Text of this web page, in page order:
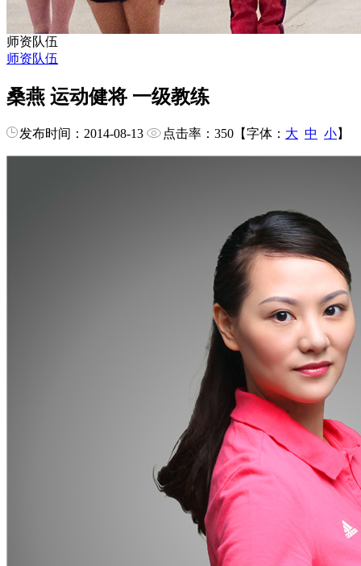
师资队伍
师资队伍
桑燕 运动健将 一级教练
发布时间：2014-08-13 点击率： 350 【字体： 大 中 小】